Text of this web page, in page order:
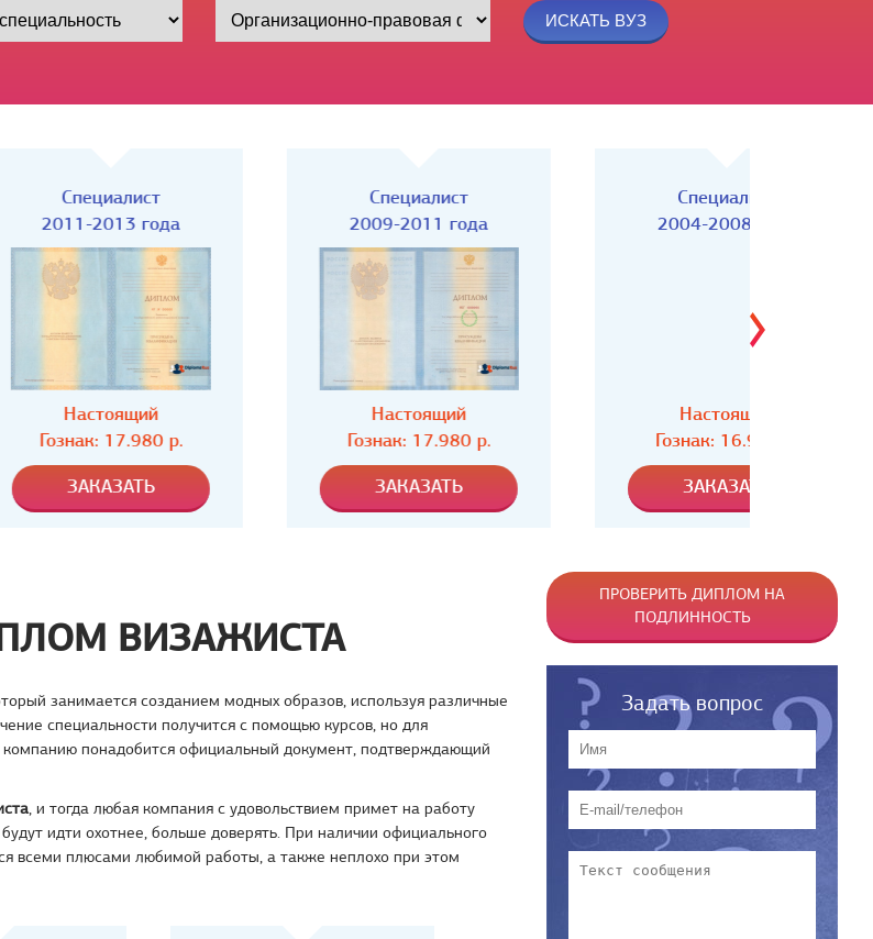
года
р.
2009-2011 года
Гознак: 17.980 р.
2004-2008 года
Гознак: 16.980 р.
ВИЗАЖИСТА
занимается созданием модных образов, используя различные
специальности получится с помощью курсов, но для
компанию понадобится официальный документ, подтверждающий
, и тогда любая компания с удовольствием примет на работу
идти охотнее, больше доверять. При наличии официального
всеми плюсами любимой работы, а также неплохо при этом
ПРОВЕРИТЬ ДИПЛОМ НА
ПОДЛИННОСТЬ
Задать вопрос